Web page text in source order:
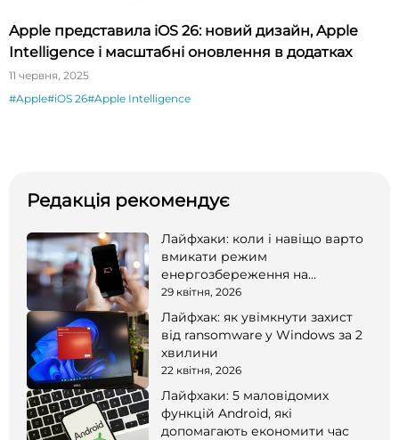
Apple представила iOS 26: новий дизайн, Apple
Intelligence і масштабні оновлення в додатках
11 червня, 2025
#Apple#iOS 26#Apple Intelligence
Редакція рекомендує
Лайфхаки: коли і навіщо варто
вмикати режим
енергозбереження на
смартфоні
29 квітня, 2026
Лайфхак: як увімкнути захист
від ransomware у Windows за 2
хвилини
22 квітня, 2026
Лайфхаки: 5 маловідомих
функцій Android, які
допомагають економити час